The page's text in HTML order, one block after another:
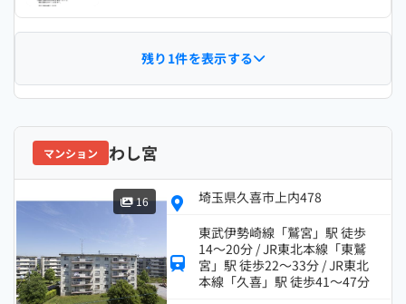
残り1件を表示する
マンション わし宮
16
埼玉県久喜市上内478
東武伊勢崎線「鷲宮」駅 徒歩
14～20分 / JR東北本線「東鷲
宮」駅 徒歩22～33分 / JR東北
本線「久喜」駅 徒歩41～47分